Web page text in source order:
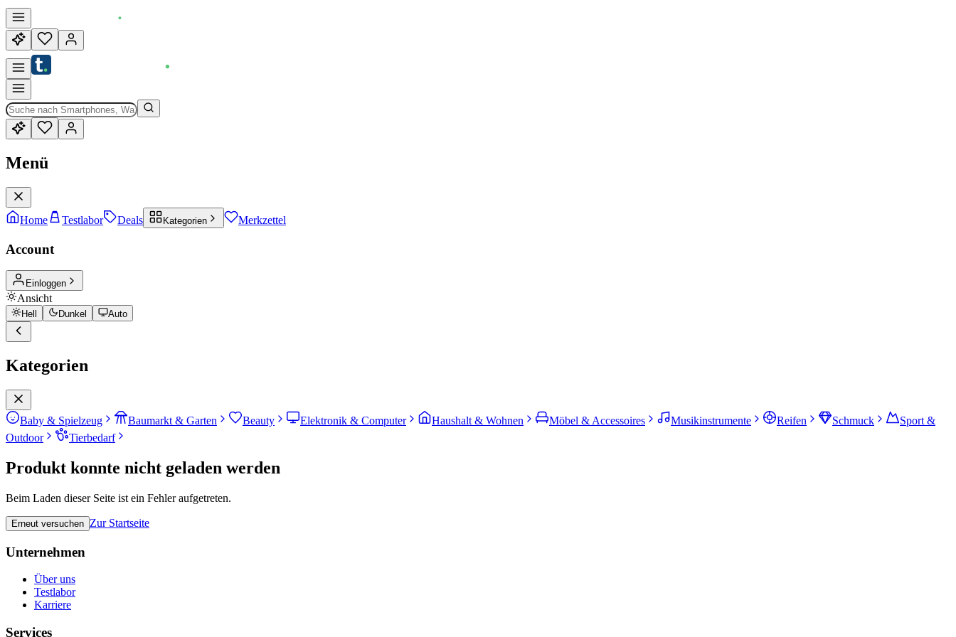
Menü
Home Testlabor Deals Kategorien Merkzettel
Account
Einloggen
Ansicht
Hell Dunkel Auto
Kategorien
Baby & Spielzeug Baumarkt & Garten Beauty Elektronik & Computer Haushalt & Wohnen Möbel & Accessoires Musikinstrumente Reifen Schmuck
Sport &
Outdoor
Tierbedarf
Produkt konnte nicht geladen werden
Beim Laden dieser Seite ist ein Fehler aufgetreten.
Erneut versuchen Zur Startseite
Unternehmen
Über uns
Testlabor
Karriere
Services